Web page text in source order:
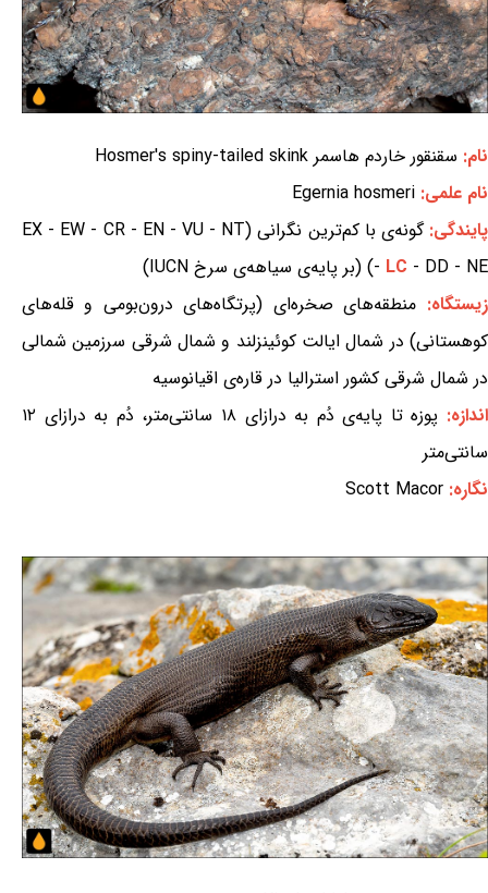
نام: سقنقور خاردم هاسمر Hosmer's spiny-tailed skink
نام علمی: Egernia hosmeri
پایندگی:
گونه‌ی با کم‌ترین نگرانی (EX - EW - CR - EN - VU - NT
- LC - DD - NE) (بر پایه‌ی سیاهه‌ی سرخ IUCN)
زیستگاه: منطقه‌های صخره‌ای (پرتگاه‌های درون‌بومی و قله‌های
کوهستانی) در شمال ایالت کوئینزلند و شمال شرقی سرزمین شمالی
در شمال شرقی کشور استرالیا در قاره‌ی اقیانوسیه
اندازه:
پوزه تا پایه‌ی دُم به درازای ۱۸ سانتی‌متر، دُم به درازای ۱۲
سانتی‌متر
نگاره: Scott Macor